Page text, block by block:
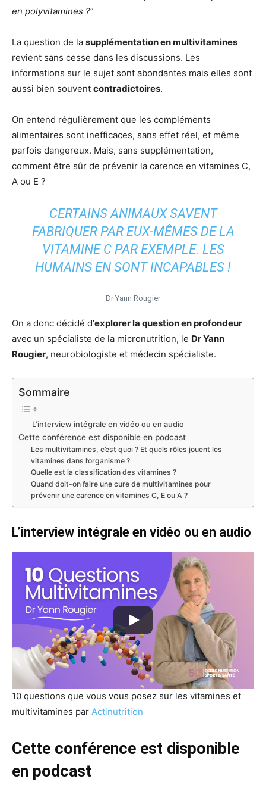
en polyvitamines ?”
La question de la supplémentation en multivitamines
revient sans cesse dans les discussions. Les
informations sur le sujet sont abondantes mais elles sont
aussi bien souvent contradictoires.
On entend régulièrement que les compléments
alimentaires sont inefficaces, sans effet réel, et même
parfois dangereux. Mais, sans supplémentation,
comment être sûr de prévenir la carence en vitamines C,
A ou E ?
CERTAINS ANIMAUX SAVENT
FABRIQUER PAR EUX-MÊMES DE LA
VITAMINE C PAR EXEMPLE. LES
HUMAINS EN SONT INCAPABLES !
Dr Yann Rougier
On a donc décidé d’explorer la question en profondeur
avec un spécialiste de la micronutrition, le Dr Yann
Rougier, neurobiologiste et médecin spécialiste.
Sommaire
L’interview intégrale en vidéo ou en audio
Cette conférence est disponible en podcast
Les multivitamines, c’est quoi ? Et quels rôles jouent les
vitamines dans l’organisme ?
Quelle est la classification des vitamines ?
Quand doit-on faire une cure de multivitamines pour
prévenir une carence en vitamines C, E ou A ?
L’interview intégrale en vidéo ou en audio
10 questions que vous vous posez sur les vitamines et
multivitamines par Actinutrition
Cette conférence est disponible
en podcast